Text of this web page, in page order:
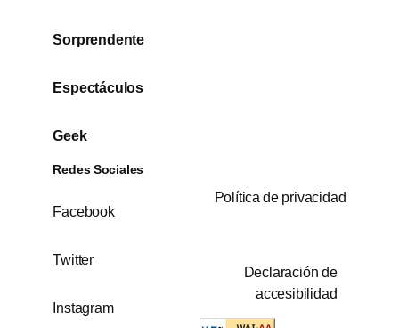
Sorprendente
Espectáculos
Geek
Redes Sociales
Facebook
Twitter
Instagram
Política de privacidad
Declaración de
accesibilidad